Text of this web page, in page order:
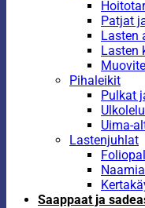
Patjat
Lasten
Lasten
Pihaleikit
Pulkat
Uima-
Lastenjuhlat
Saappaat ja